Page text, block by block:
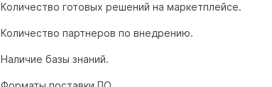
Количество готовых решений на маркетплейсе.
Количество партнеров по внедрению.
Наличие базы знаний.